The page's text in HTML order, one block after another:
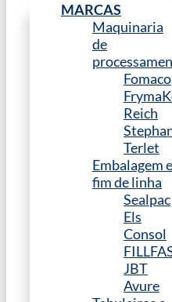
MARCAS
Maquinaria
de
Fomaco
Reich
Terlet
Embalagem e
fim de linha
Sealpac
Els
Consol
JBT
Avure